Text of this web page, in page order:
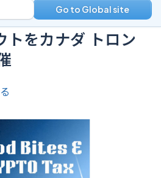
Go to Global site
暗号資産
トをカナダ トロン